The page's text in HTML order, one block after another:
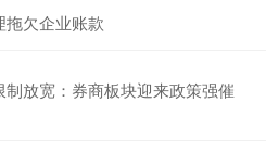
欠企业账款
放宽：券商板块迎来政策强催